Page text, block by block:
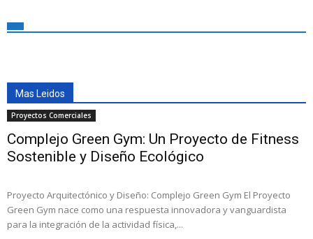
Mas Leidos
Proyectos Comerciales
Complejo Green Gym: Un Proyecto de Fitness
Sostenible y Diseño Ecológico
Proyecto Arquitectónico y Diseño: Complejo Green Gym El Proyecto
Green Gym nace como una respuesta innovadora y vanguardista
para la integración de la actividad física,...